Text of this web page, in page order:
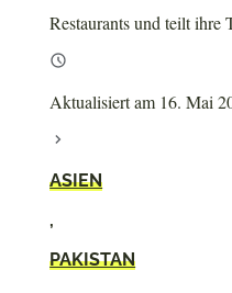
Restaurants und teilt ihre
Aktualisiert am 16. Mai
ASIEN
,
PAKISTAN